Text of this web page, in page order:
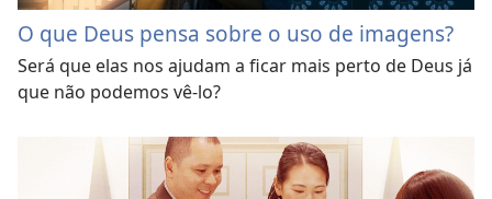
O que Deus pensa sobre o uso de imagens?
Será que elas nos ajudam a ficar mais perto de Deus já
que não podemos vê-lo?